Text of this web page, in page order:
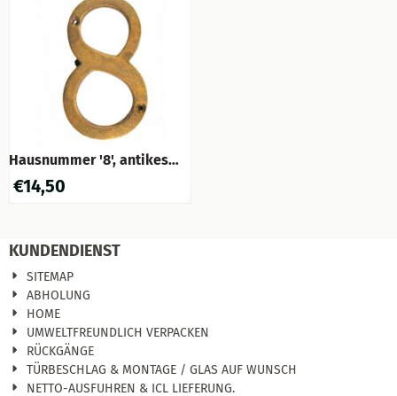
Hausnummer '8', antikes
Messing
€14,50
KUNDENDIENST
SITEMAP
ABHOLUNG
HOME
UMWELTFREUNDLICH VERPACKEN
RÜCKGÄNGE
TÜRBESCHLAG & MONTAGE / GLAS AUF WUNSCH
NETTO-AUSFUHREN & ICL LIEFERUNG.